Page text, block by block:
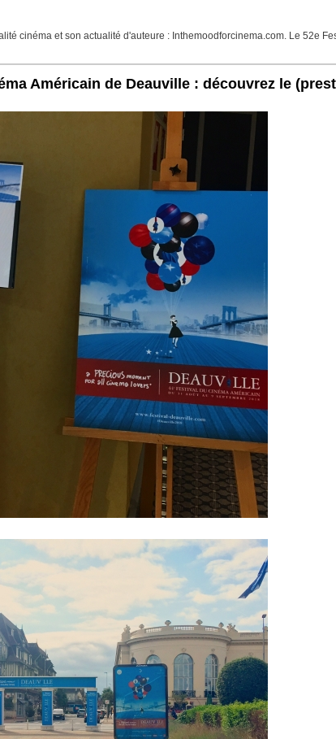
cinéma et son actualité d'auteure : Inthemoodforcinema.com. Le 52e
Américain de Deauville : découvrez le